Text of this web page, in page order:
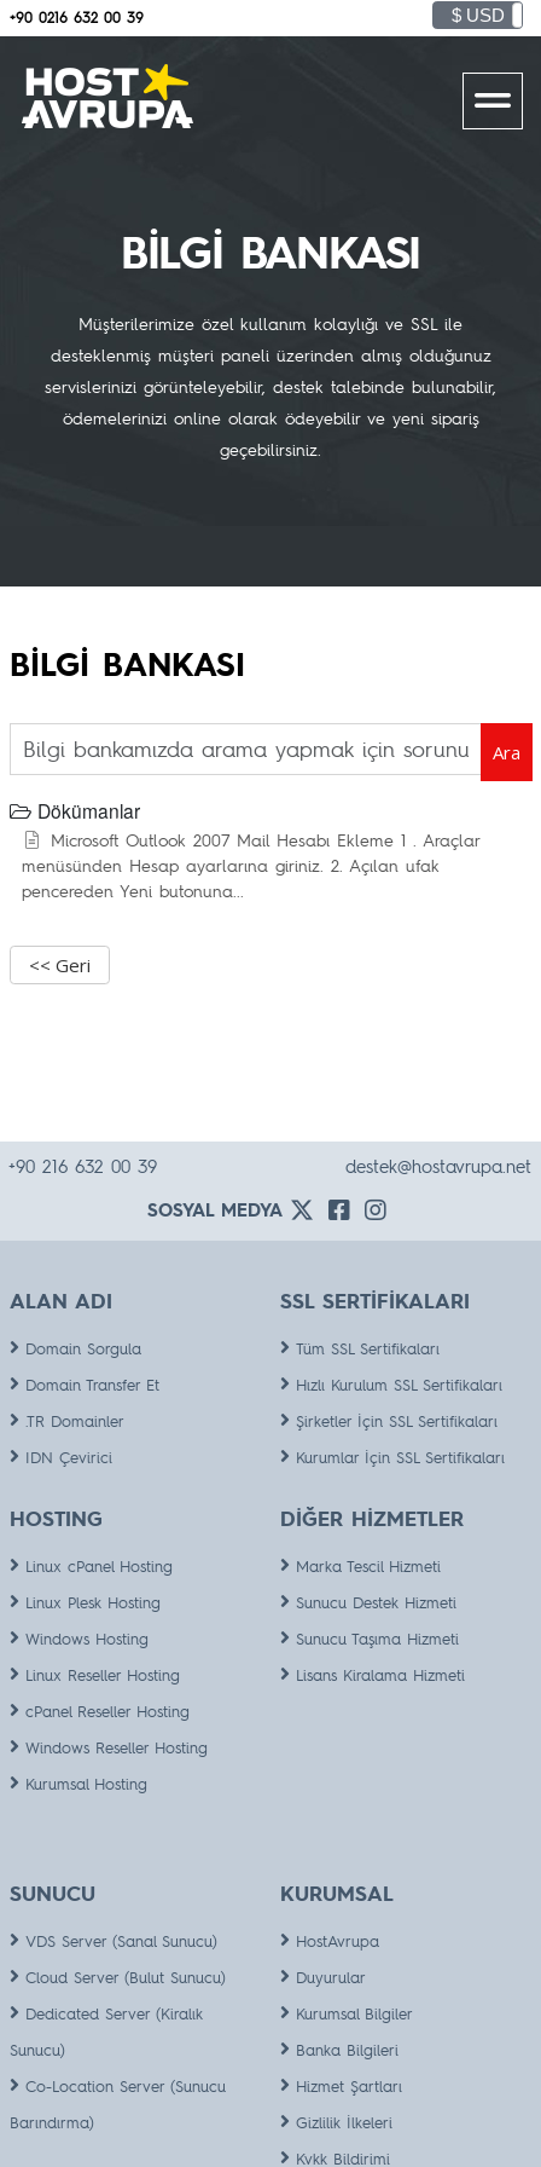
+90 0216 632 00 39 $ USD
BİLGİ BANKASI
Müşterilerimize özel kullanım kolaylığı ve SSL ile
desteklenmiş müşteri paneli üzerindenalmış olduğunuz
servislerinizi görünteleyebilir, destek talebinde bulunabilir,
ödemelerinizionline olarak ödeyebilir ve yeni sipariş
geçebilirsiniz.
BİLGİ BANKASI
Ara
Dökümanlar
Microsoft Outlook 2007 Mail Hesabı Ekleme 1 . Araçlar
menüsünden Hesap ayarlarına giriniz. 2. Açılan ufak
pencereden Yeni butonuna...
<< Geri
+90 216 632 00 39
destek@hostavrupa.net
SOSYAL MEDYA
ALAN ADI
Domain Sorgula
Domain Transfer Et
.TR Domainler
IDN Çevirici
HOSTING
Linux cPanel Hosting
Linux Plesk Hosting
Windows Hosting
Linux Reseller Hosting
cPanel Reseller Hosting
Windows Reseller Hosting
Kurumsal Hosting
SSL SERTİFİKALARI
Tüm SSL Sertifikaları
Hızlı Kurulum SSL Sertifikaları
Şirketler İçin SSL Sertifikaları
Kurumlar İçin SSL Sertifikaları
DİĞER HİZMETLER
Marka Tescil Hizmeti
Sunucu Destek Hizmeti
Sunucu Taşıma Hizmeti
Lisans Kiralama Hizmeti
SUNUCU
VDS Server (Sanal Sunucu)
Cloud Server (Bulut Sunucu)
Dedicated Server (Kiralık
Sunucu)
Co-Location Server (Sunucu
Barındırma)
KURUMSAL
HostAvrupa
Duyurular
Kurumsal Bilgiler
Banka Bilgileri
Hizmet Şartları
Gizlilik İlkeleri
Kvkk Bildirimi